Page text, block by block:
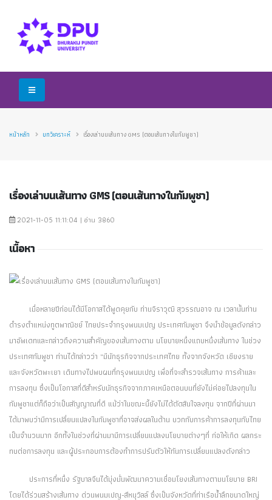
หน้าหลัก บทวิเคราะห์ เรื่องเล่าบนเส้นทาง GMS (ตอนเส้นทางในกัมพูชา)
เรื่องเล่าบนเส้นทาง GMS (ตอนเส้นทางในกัมพูชา)
2021-11-05 11:11:04 | อ่าน 3860
เนื้อหา
เมื่อหลายปีก่อนได้มีโอกาสได้พูดคุยกับ ท่านจิราวุฒิ สุวรรณอาจ ณ เวลานั้นท่าน
ดำรงตำแหน่งทูตพาณิชย์ ไทยประจำกรุงพนมเปญ ประเทศกัมพูชา จึงนำข้อมูลดังกล่าว
มาอัพเดทและกล่าวถึงความสำคัญของเส้นทางตาม นโยบายหนึ่งแถบหนึ่งเส้นทาง ในช่วง
ประเทศกัมพูชา ท่านได้กล่าวว่า “มีนักธุรกิจจากประเทศไทย ทั้งจากจังหวัด เชียงราย
และจังหวัดพะเยา เดินทางไปพบผมที่กรุงพนมเปญ เพื่อที่จะสำรวจเส้นทาง การค้าและ
การลงทุน ซึ่งเป็นโอกาสที่ดีสำหรับนักธุรกิจจากภาคเหนือตอนบนที่ยังไม่ค่อยไปลงทุนใน
กัมพูชาแต่ก็ถือว่าเป็นสัญญาณที่ดี แม้ว่าในขณะนี้ยังไม่ได้ตัดสินใจลงทุน จากปีที่ผ่านมา
ได้มาพบว่ามีการเปลี่ยนแปลงในกัมพูชาที่อาจส่งผลในด้าน บวกกับการค้าการลงทุนกับไทย
เป็นจำนวนมาก อีกทั้งในช่วงที่ผ่านมามีการเปลี่ยนแปลงนโยบายต่างๆที่ ก่อให้เกิด ผลกระ
ทบต่อการลงทุน และผู้ประกอบการต้องทำการปรับตัวให้ทันการเปลี่ยนแปลงดังกล่าว
ประการที่หนึ่ง รัฐบาลจีนได้มุ่งมั่นพัฒนาความเชื่อมโยงเส้นทางตามนโยบาย BRI
โดยได้ร่วมสร้างเส้นทาง ด่วนพนมเปญ-สีหนุวิลล์ ซึ่งเป็นจังหวัดที่ท่าเรือน้ำลึกขนาดใหญ่